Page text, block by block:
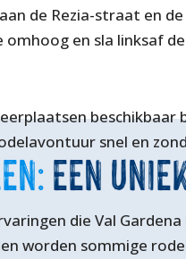
de Rezia-straat en
en sla linksaf
beschikbaar
snel en
EEN
die Val
worden sommige